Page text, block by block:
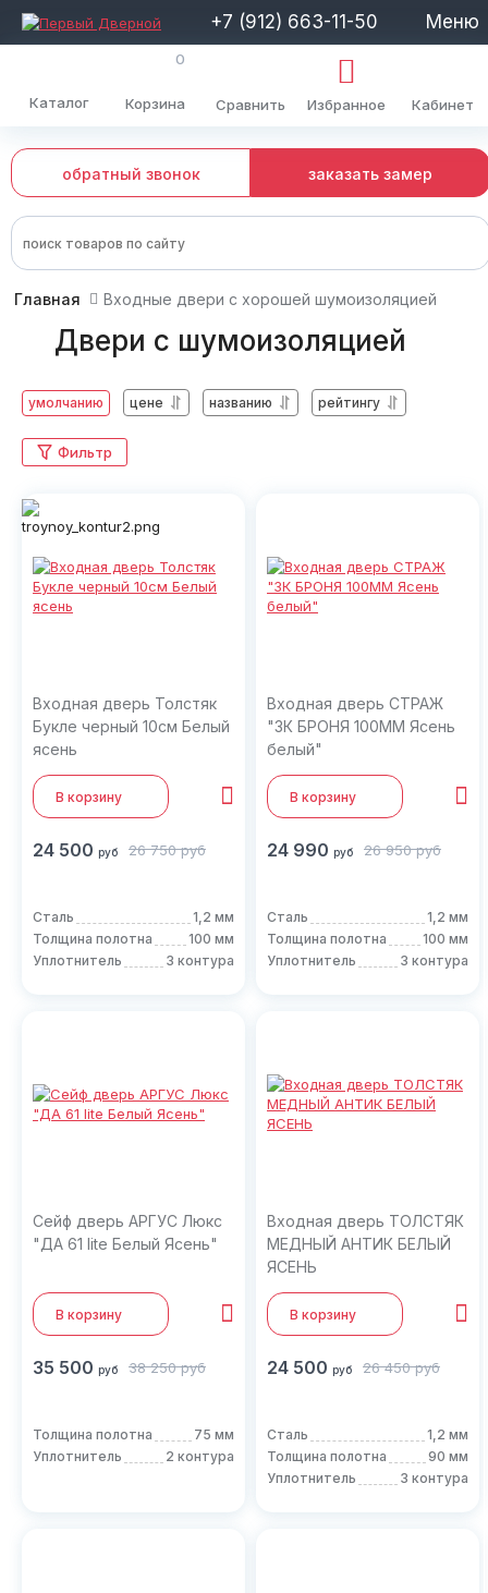
+7 (912) 663-11-50 Меню
Каталог
0
Корзина Сравнить Избранное Кабинет
обратный звонок заказать замер
Главная Входные двери с хорошей шумоизоляцией
Двери с шумоизоляцией
умолчанию цене названию рейтингу
Фильтр
Входная дверь Толстяк
Букле черный 10см Белый
ясень
В корзину
24 500 руб 26 750 руб
Сталь
1,2 мм
Толщина полотна
100 мм
Уплотнитель
3 контура
Входная дверь СТРАЖ
"3К БРОНЯ 100ММ Ясень
белый"
В корзину
24 990 руб 26 950 руб
Сталь
1,2 мм
Толщина полотна
100 мм
Уплотнитель
3 контура
Сейф дверь АРГУС Люкс
"ДА 61 lite Белый Ясень"
В корзину
35 500 руб 38 250 руб
Толщина полотна
75 мм
Уплотнитель
2 контура
Входная дверь ТОЛСТЯК
МЕДНЫЙ АНТИК БЕЛЫЙ
ЯСЕНЬ
В корзину
24 500 руб 26 450 руб
Сталь
1,2 мм
Толщина полотна
90 мм
Уплотнитель
3 контура